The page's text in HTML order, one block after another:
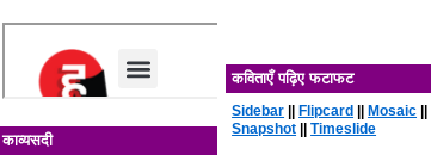
काव्यसदी
कविताएँ पढ़िए फटाफट
Sidebar ||Flipcard ||Mosaic ||
Snapshot ||Timeslide